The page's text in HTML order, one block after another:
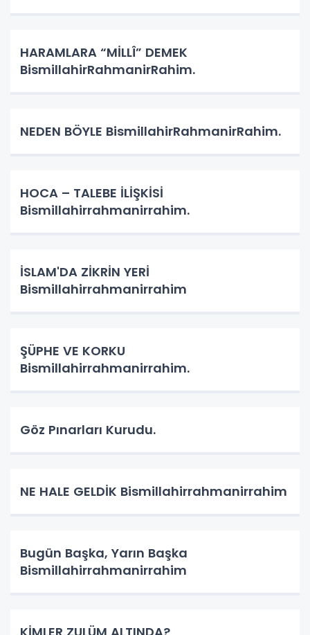
HARAMLARA “MİLLÎ” DEMEK
BismillahirRahmanirRahim.
NEDEN BÖYLE BismillahirRahmanirRahim.
HOCA – TALEBE İLİŞKİSİ
Bismillahirrahmanirrahim.
İSLAM'DA ZİKRİN YERİ
Bismillahirrahmanirrahim
ŞÜPHE VE KORKU
Bismillahirrahmanirrahim.
Göz Pınarları Kurudu.
NE HALE GELDİK Bismillahirrahmanirrahim
Bugün Başka, Yarın Başka
Bismillahirrahmanirrahim